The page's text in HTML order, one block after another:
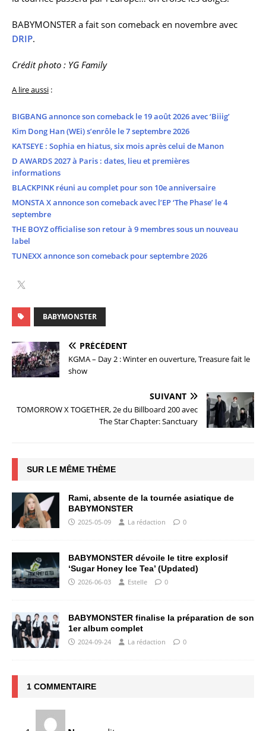
BABYMONSTER a fait son comeback en novembre avec
DRIP.
Crédit photo : YG Family
A lire aussi :
BIGBANG annonce son comeback le 19 août 2026 avec ‘Biiig’
Kim Dong Han (WEi) s’enrôle le 7 septembre 2026
KATSEYE : Sophia en hiatus, six mois après celui de Manon
D AWARDS 2027 à Paris : dates, lieu et premières
informations
BLACKPINK réuni au complet pour son 10e anniversaire
MONSTA X annonce son comeback avec l’EP ‘The Phase’ le 4
septembre
THE BOYZ officialise son retour à 9 membres sous un nouveau
label
TUNEXX annonce son comeback pour septembre 2026
BABYMONSTER
PRÉCÉDENT
KGMA – Day 2 : Winter en ouverture, Treasure fait le
show
SUIVANT
TOMORROW X TOGETHER, 2e du Billboard 200 avec
The Star Chapter: Sanctuary
SUR LE MÊME THÈME
Rami, absente de la tournée asiatique de
BABYMONSTER
2025-05-09 La rédaction 0
BABYMONSTER dévoile le titre explosif
‘Sugar Honey Ice Tea’ (Updated)
2026-06-03 Estelle 0
BABYMONSTER finalise la préparation de son
1er album complet
2024-09-24 La rédaction 0
1 COMMENTAIRE